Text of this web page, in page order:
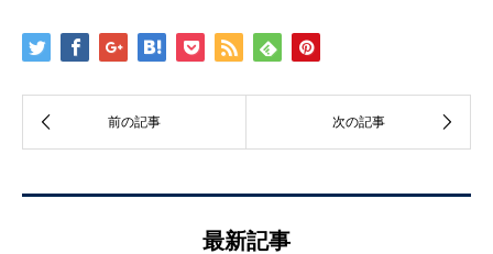
最新記事